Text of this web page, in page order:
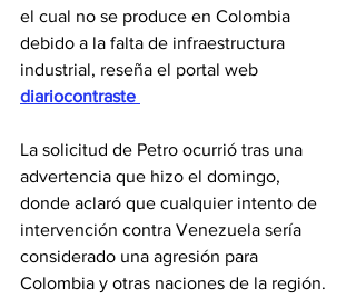
el cual no se produce en Colombia
debido a la falta de infraestructura
industrial, reseña el portal web
diariocontraste
La solicitud de Petro ocurrió tras una
advertencia que hizo el domingo,
donde aclaró que cualquier intento de
intervención contra Venezuela sería
considerado una agresión para
Colombia y otras naciones de la región.